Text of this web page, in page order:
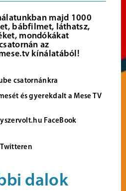
majd 1000
bábfilmet, láthatsz,
mondókákat
az
kínálatából!
csatornánkra
és gyerekdalt a Mese TV
FaceBook
dalok